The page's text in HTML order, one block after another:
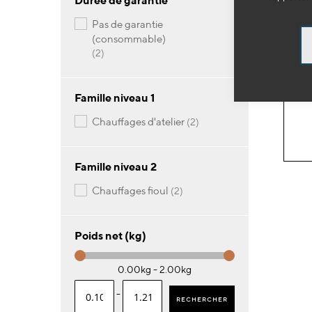
pas de garantie
(consommable)
2articles
Famille niveau 1
chauffages d'atelier 2articles
Famille niveau 2
chauffages fioul 2articles
Poids net (kg)
0.00kg - 2.00kg
- RECHERCHER